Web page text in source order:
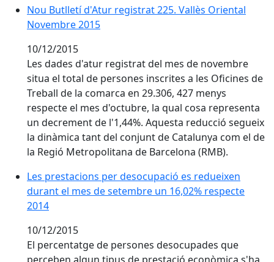
Nou Butlletí d'Atur registrat 225. Vallès Oriental
Nou Butlletí d'Atur registrat 225. Vallès Oriental
Novembre 2015
10/12/2015
Les dades d'atur registrat del mes de novembre
situa el total de persones inscrites a les Oficines de
Treball de la comarca en 29.306, 427 menys
respecte el mes d'octubre, la qual cosa representa
un decrement de l'1,44%. Aquesta reducció segueix
la dinàmica tant del conjunt de Catalunya com el de
la Regió Metropolitana de Barcelona (RMB).
Les prestacions per desocupació es redueixen
Les prestacions per desocupació es redueixen
durant el mes de setembre un 16,02% respecte
2014
10/12/2015
El percentatge de persones desocupades que